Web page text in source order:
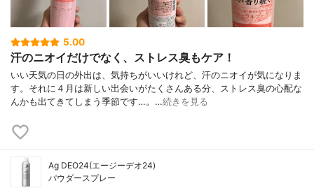
5.00
汗のニオイだけでなく、ストレス臭もケア！
いい天気の日の外出は、気持ちがいいけれど、汗のニオイが気になりま
す。それに４月は新しい出会いがたくさんある分、ストレス臭の心配な
んかも出てきてしまう季節です…。…続きを見る
Ag DEO24(エージーデオ24)
パウダースプレー